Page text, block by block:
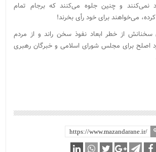
نمی‌کنند و چنین جلوه می‌کنند که برجام تمام
می‌خواهند برای خود رأی بخرند!
سخنانش از خطر ابعاد نفوذ سخن راند و از مردم
اصلح برای مجلس شورای اسلامی و خبرگان رهبری